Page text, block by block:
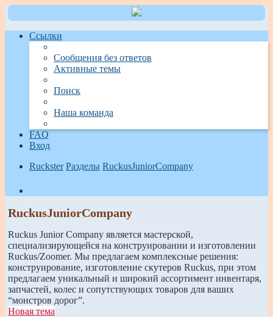
Ссылки
Сообщения без ответов
Активные темы
Поиск
Наша команда
FAQ
Вход
Ruckster Разделы RuckusJuniorCompany
RuckusJuniorCompany
Ruckus Junior Company является мастерской,
специализирующейся на конструировании и изготовлении
Ruckus/Zoomer. Мы предлагаем комплексные решения:
конструирование, изготовление скутеров Ruckus, при этом
предлагаем уникальный и широкий ассортимент инвентаря,
запчастей, колес и сопутствующих товаров для ваших
“монстров дорог”.
Новая тема